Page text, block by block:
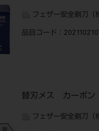
フェザー安全剃刀（
品目コード ：
替刃メス カーボ
フェザー安全剃刀（